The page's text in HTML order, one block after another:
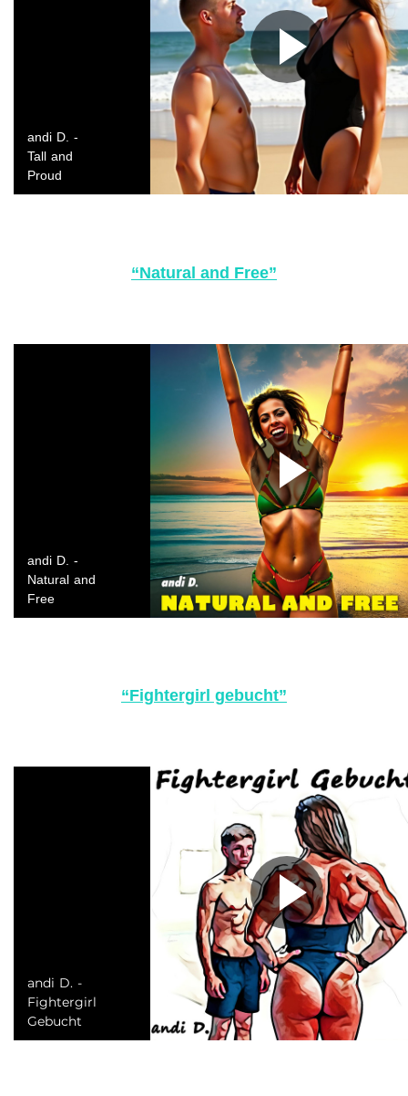
“Natural and Free”
“Fightergirl gebucht”